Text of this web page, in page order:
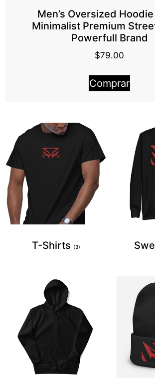
Men’s Oversized
Minimalist Premium
Powerfull Brand
$79.00
Comprar
T-Shirts (3)